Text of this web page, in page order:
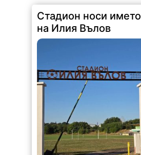
Стадион носи името
на Илия Вълов